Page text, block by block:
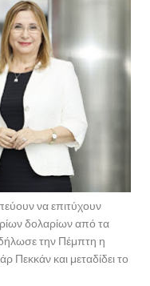
να επιτύχουν
δολαρίων από τα
την Πέμπτη η
και μεταδίδει το